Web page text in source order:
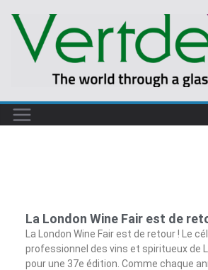
La London Wine Fair est de
La London Wine Fair est de retour ! Le
professionnel des vins et spiritueux de
pour une 37e édition. Comme chaque